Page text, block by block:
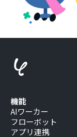
機能
AIワーカー
フローボット
アプリ連携